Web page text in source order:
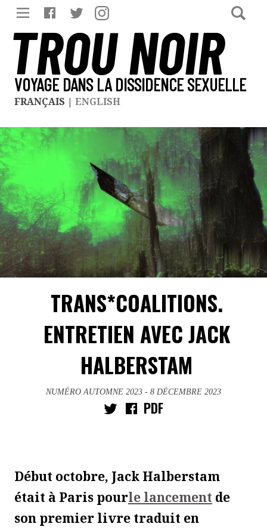
TROU NOIR
VOYAGE DANS LA DISSIDENCE SEXUELLE
FRANÇAIS | ENGLISH
TRANS*COALITIONS.
ENTRETIEN AVEC JACK
HALBERSTAM
NUMÉRO AUTOMNE 2023 - 8 DÉCEMBRE 2023
PDF
Début octobre, Jack Halberstam
était à Paris pourle lancement de
son premier livre traduit en